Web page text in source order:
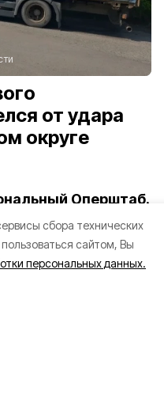
сбора технических
сайтом, Вы
персональных данных.
от удара
округе
Оперштаб.
в хуторе Богатый
предприятия.
ранения